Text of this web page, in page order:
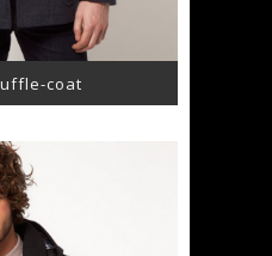
coat